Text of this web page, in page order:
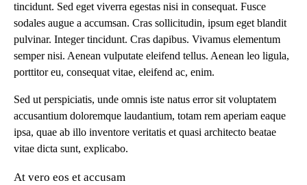
tincidunt. Sed eget viverra egestas nisi in consequat. Fusce
sodales augue a accumsan. Cras sollicitudin, ipsum eget blandit
pulvinar. Integer tincidunt. Cras dapibus. Vivamus elementum
semper nisi. Aenean vulputate eleifend tellus. Aenean leo ligula,
porttitor eu, consequat vitae, eleifend ac, enim.
Sed ut perspiciatis, unde omnis iste natus error sit voluptatem
accusantium doloremque laudantium, totam rem aperiam eaque
ipsa, quae ab illo inventore veritatis et quasi architecto beatae
vitae dicta sunt, explicabo.
At vero eos et accusam